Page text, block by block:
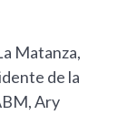
Matanza,
de la
Ary